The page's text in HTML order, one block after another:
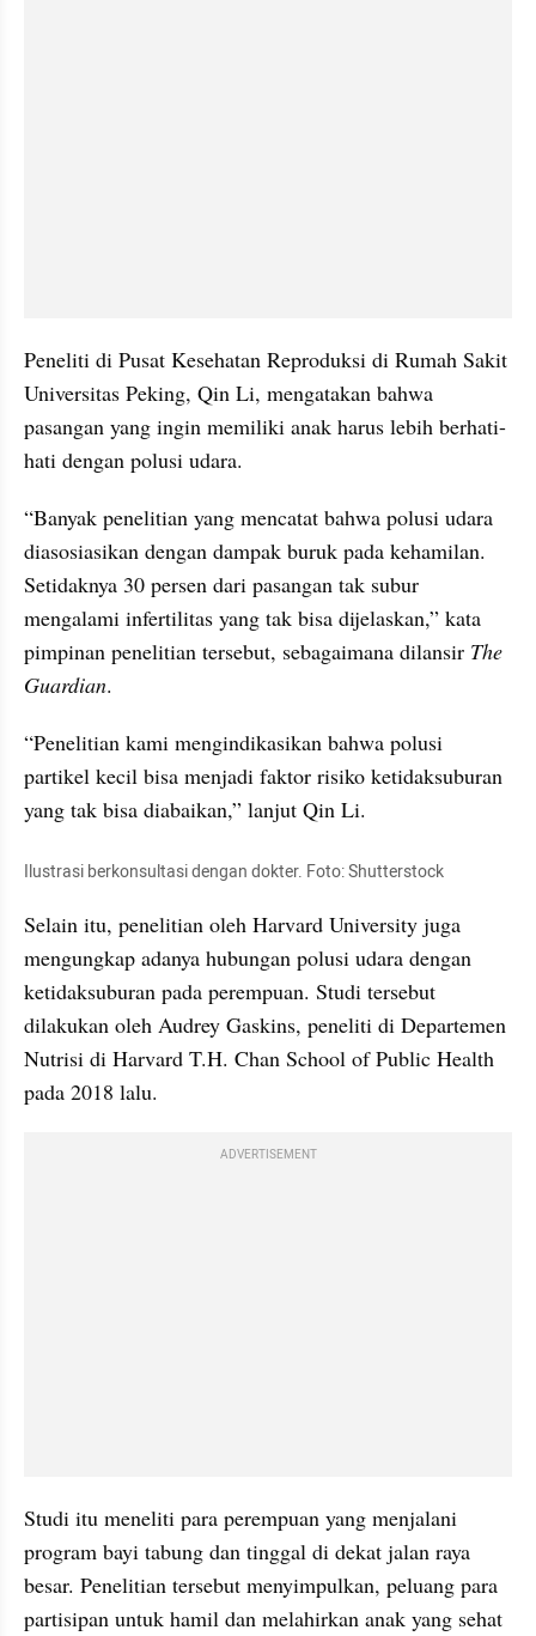
Peneliti di Pusat Kesehatan Reproduksi di Rumah Sakit
Universitas Peking, Qin Li, mengatakan bahwa
pasangan yang ingin memiliki anak harus lebih berhati-
hati dengan polusi udara.
“Banyak penelitian yang mencatat bahwa polusi udara
diasosiasikan dengan dampak buruk pada kehamilan.
Setidaknya 30 persen dari pasangan tak subur
mengalami infertilitas yang tak bisa dijelaskan,” kata
pimpinan penelitian tersebut, sebagaimana dilansir The
Guardian.
“Penelitian kami mengindikasikan bahwa polusi
partikel kecil bisa menjadi faktor risiko ketidaksuburan
yang tak bisa diabaikan,” lanjut Qin Li.
Ilustrasi berkonsultasi dengan dokter. Foto: Shutterstock
Selain itu, penelitian oleh Harvard University juga
mengungkap adanya hubungan polusi udara dengan
ketidaksuburan pada perempuan. Studi tersebut
dilakukan oleh Audrey Gaskins, peneliti di Departemen
Nutrisi di Harvard T.H. Chan School of Public Health
pada 2018 lalu.
ADVERTISEMENT
Studi itu meneliti para perempuan yang menjalani
program bayi tabung dan tinggal di dekat jalan raya
besar. Penelitian tersebut menyimpulkan, peluang para
partisipan untuk hamil dan melahirkan anak yang sehat